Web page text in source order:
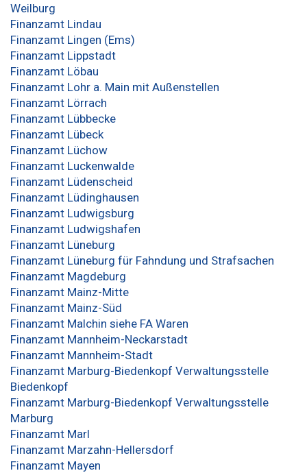
Weilburg
Finanzamt Lindau
Finanzamt Lingen (Ems)
Finanzamt Lippstadt
Finanzamt Löbau
Finanzamt Lohr a. Main mit Außenstellen
Finanzamt Lörrach
Finanzamt Lübbecke
Finanzamt Lübeck
Finanzamt Lüchow
Finanzamt Luckenwalde
Finanzamt Lüdenscheid
Finanzamt Lüdinghausen
Finanzamt Ludwigsburg
Finanzamt Ludwigshafen
Finanzamt Lüneburg
Finanzamt Lüneburg für Fahndung und Strafsachen
Finanzamt Magdeburg
Finanzamt Mainz-Mitte
Finanzamt Mainz-Süd
Finanzamt Malchin siehe FA Waren
Finanzamt Mannheim-Neckarstadt
Finanzamt Mannheim-Stadt
Finanzamt Marburg-Biedenkopf Verwaltungsstelle
Biedenkopf
Finanzamt Marburg-Biedenkopf Verwaltungsstelle
Marburg
Finanzamt Marl
Finanzamt Marzahn-Hellersdorf
Finanzamt Mayen